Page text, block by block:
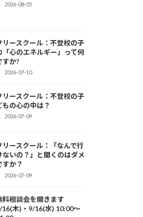
2026-08-05
リースクール：不登校の子
「心のエネルギー」って何
すか?
2026-07-10
リースクール：不登校の子
もの心の中は？
2026-07-09
リースクール：「なんで行
ないの？」と聞くのはダメ
すか？
2026-07-09
料相談会を開きます
16(木)・9/16(水) 10:00～